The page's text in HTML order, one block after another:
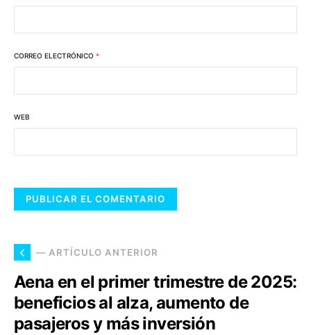
CORREO ELECTRÓNICO *
WEB
— ARTÍCULO ANTERIOR
Aena en el primer trimestre de 2025:
beneficios al alza, aumento de
pasajeros y más inversión